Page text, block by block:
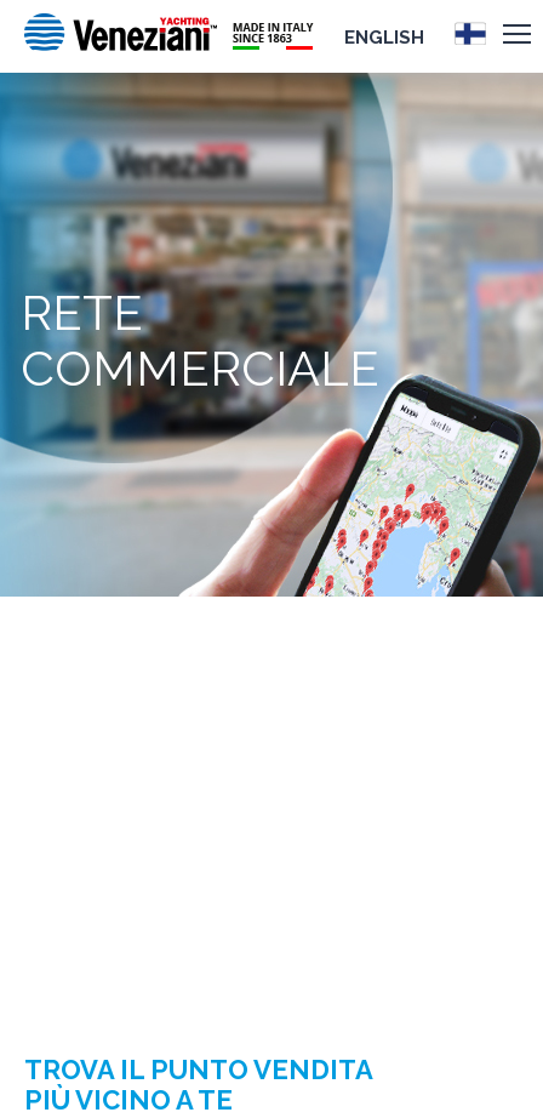
ENGLISH
RETE
COMMERCIALE
TROVA IL PUNTO VENDITA
PIÙ VICINO A TE